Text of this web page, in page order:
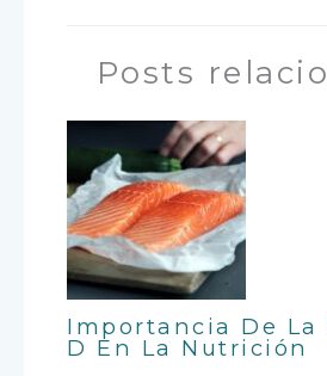
Posts
Importancia De La
D En La Nutrición